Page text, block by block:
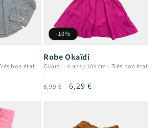
bon état
-10%
Robe Okaïdi
Okaïdi -4 ans / 104 cm - Trés bon état
Prix
6,99 €
Prix
6,29 €